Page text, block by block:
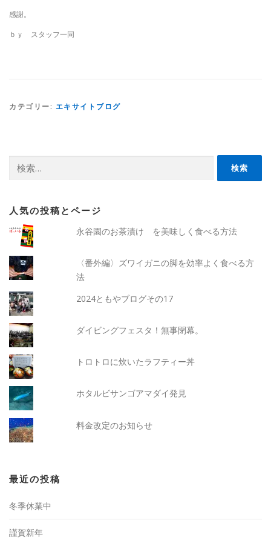
感謝。
ｂｙ スタッフ一同
カテゴリー: エキサイトブログ
索:
人気の投稿とページ
永谷園のお茶漬け を美味しく食べる方法
〈番外編〉ズワイガニの脚を効率よく食べる方
法
2024ともやブログその17
ダイビングフェスタ！無事閉幕。
トロトロに炊いたラフティー丼
ホタルビサンゴアマダイ発見
料金改定のお知らせ
最近の投稿
冬季休業中
謹賀新年